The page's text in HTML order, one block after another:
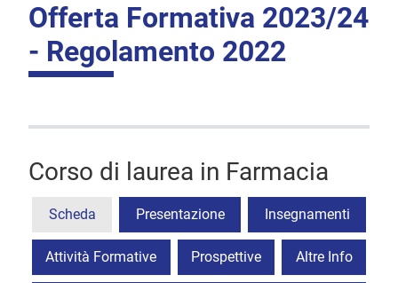
Offerta Formativa 2023/24
- Regolamento 2022
Corso di laurea in Farmacia
Scheda Presentazione Insegnamenti
Attività Formative Prospettive Altre Info